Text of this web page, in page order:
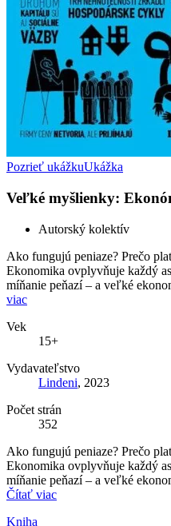
Pozrieť ukážkuUkážka
Veľké myšlienky:
Autorský kolektív
Ako fungujú peniaze? Prečo
Ekonomika ovplyvňuje každý
míňanie peňazí – a veľké
viac
Vek
15+
Vydavateľstvo
Lindeni, 2023
Počet strán
352
Ako fungujú peniaze? Prečo
Ekonomika ovplyvňuje každý
míňanie peňazí – a veľké
Čítať viac
Kniha